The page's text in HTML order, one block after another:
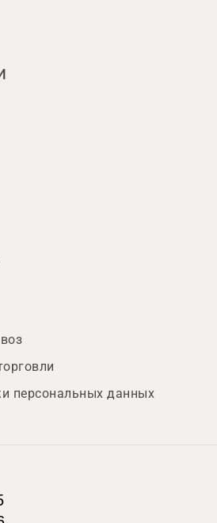
персональных данных